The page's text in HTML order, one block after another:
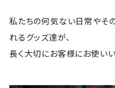
私たちの何気ない日常やそ
れるグッズ達が、
長く大切にお客様にお使い